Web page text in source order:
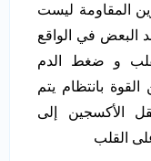
المقاومة ليست
البعض في الواقع
و ضغط الدم
بانتظام يتم
الأكسجين إلى
القلب